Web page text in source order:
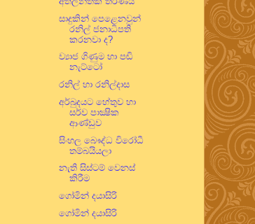
සාදුකින් පෙළෙනවුන්
රනිල් ජනාධිපති
කරනවා ද?
ව්‍යාජ ගිණුම හා පඬි
නැට්ටෝ
රනිල් හා රනිල්දාස
අර්බුදයට හේතුව හා
සර්ව පාක්‍ෂික
ආණ්ඩුව
සිංහල බෞද්ධ විරෝධී
තම්බයියලා
නැති සිස්ටම් වෙනස්
කිරීම
ගෝමින් දයාසිරි
ගෝමින් දයාසිරි